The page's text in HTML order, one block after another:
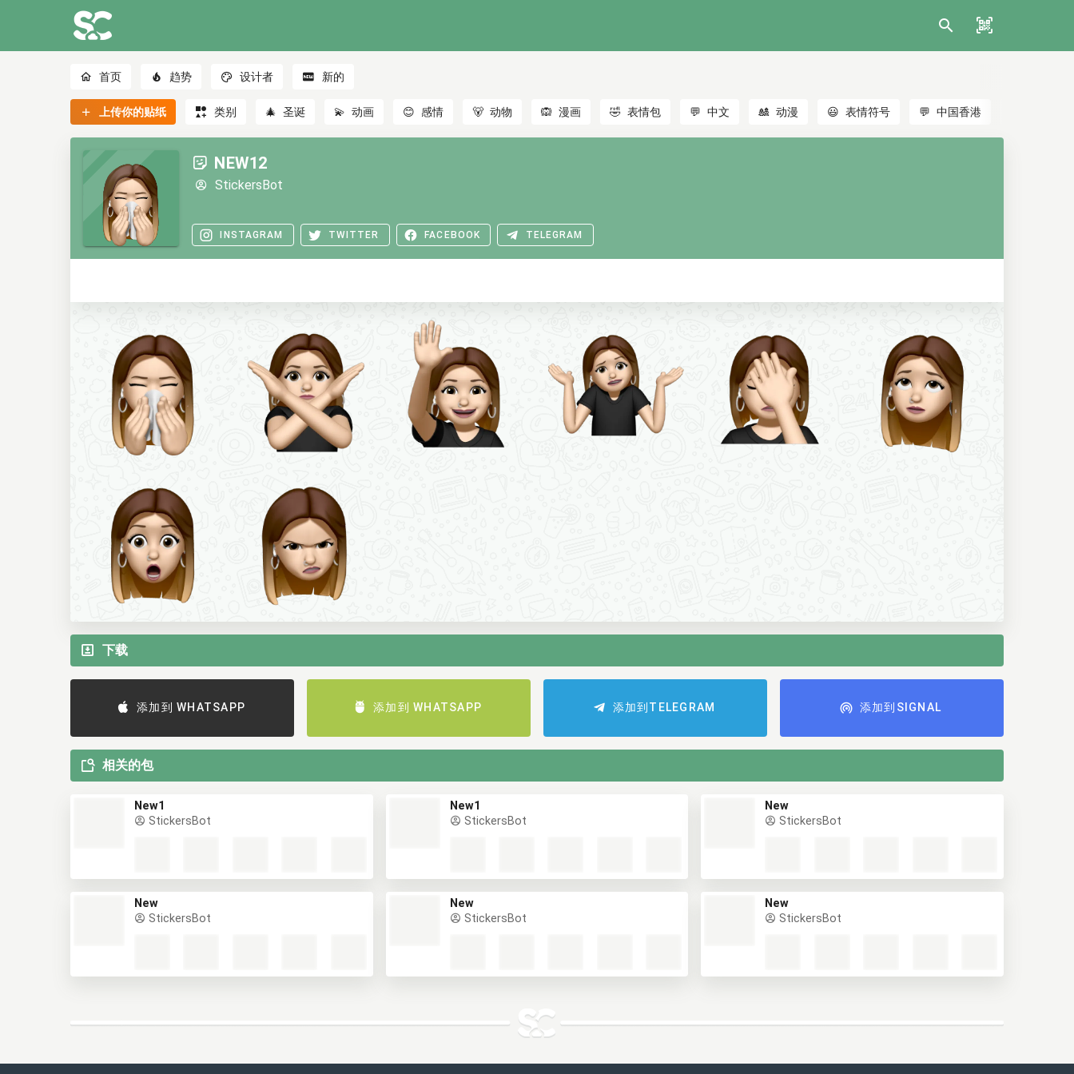
首页 趋势 设计者 新的
上传你的贴纸 类别 🎄 圣诞 💫 动画 😊 感情 🐻 动物 🙉 漫画 🤣 表情包 💬 中文 🎎 动漫 😃 表情符号 💬 中国香港
NEW12
StickersBot
INSTAGRAM TWITTER FACEBOOK TELEGRAM
下载
添加到 WHATSAPP 添加到 WHATSAPP 添加到TELEGRAM 添加到SIGNAL
相关的包
New1
StickersBot
New1
StickersBot
New
StickersBot
New
StickersBot
New
StickersBot
New
StickersBot